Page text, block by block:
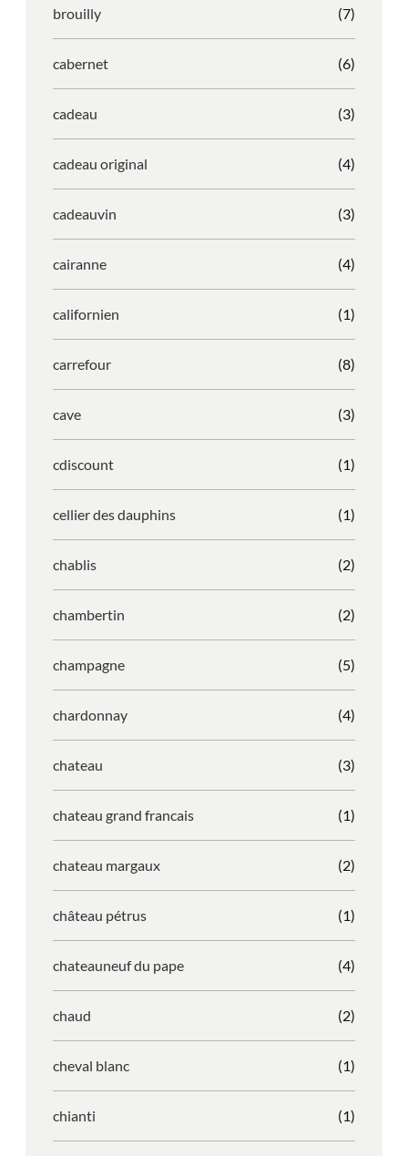
brouilly (7)
cabernet (6)
cadeau (3)
cadeau original (4)
cadeauvin (3)
cairanne (4)
californien (1)
carrefour (8)
cave (3)
cdiscount (1)
cellier des dauphins (1)
chablis (2)
chambertin (2)
champagne (5)
chardonnay (4)
chateau (3)
chateau grand francais (1)
chateau margaux (2)
château pétrus (1)
chateauneuf du pape (4)
chaud (2)
cheval blanc (1)
chianti (1)